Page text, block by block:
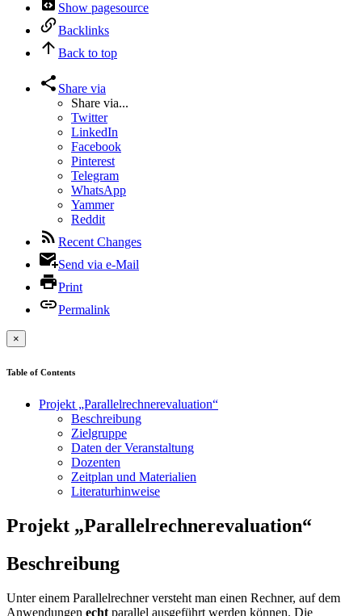
Show pagesource
Backlinks
Back to top
Share via
Share via...
Twitter
LinkedIn
Facebook
Pinterest
Telegram
WhatsApp
Yammer
Reddit
Recent Changes
Send via e-Mail
Print
Permalink
×
Table of Contents
Projekt „Parallelrechnerevaluation“
Beschreibung
Zielgruppe
Daten der Veranstaltung
Dozenten
Zeitplan und Materialien
Literaturhinweise
Projekt „Parallelrechnerevaluation“
Beschreibung
Unter einem Parallelrechner versteht man einen Rechner, auf dem
Anwendungen echt parallel ausgeführt werden können. Die